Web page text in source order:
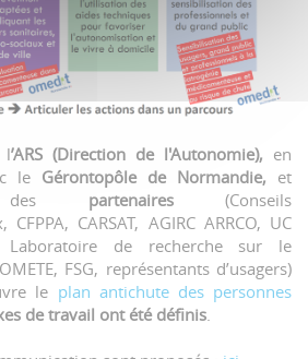
l’ARS (Direction de l'Autonomie), en
le Gérontopôle de Normandie, et
des partenaires(Conseils
CARSAT, AGIRC ARRCO, UC
Laboratoire de recherche sur le
FSG, représentants d’usagers)
le plan antichute des personnes
de travail ont été définis